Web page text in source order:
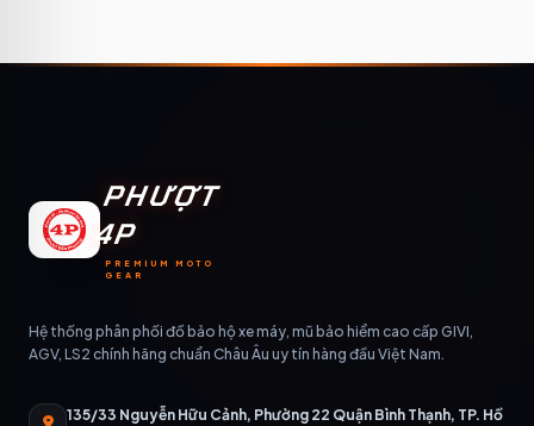
PHƯỢT
4P
PREMIUM MOTO
GEAR
Hệ thống phân phối đồ bảo hộ xe máy, mũ bảo hiểm cao cấp GIVI,
AGV, LS2 chính hãng chuẩn Châu Âu uy tín hàng đầu Việt Nam.
135/33 Nguyễn Hữu Cảnh, Phường 22 Quận Bình Thạnh, TP. Hồ